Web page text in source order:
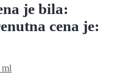
je bila:
cena je: